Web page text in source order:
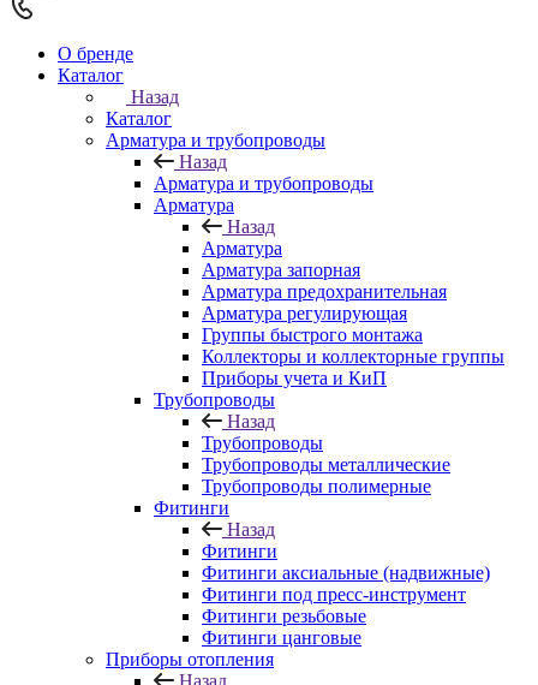
О бренде
Каталог
Назад
Каталог
Арматура и трубопроводы
Назад
Арматура и трубопроводы
Арматура
Назад
Арматура
Арматура запорная
Арматура предохранительная
Арматура регулирующая
Группы быстрого монтажа
Коллекторы и коллекторные группы
Приборы учета и КиП
Трубопроводы
Назад
Трубопроводы
Трубопроводы металлические
Трубопроводы полимерные
Фитинги
Назад
Фитинги
Фитинги аксиальные (надвижные)
Фитинги под пресс-инструмент
Фитинги резьбовые
Фитинги цанговые
Приборы отопления